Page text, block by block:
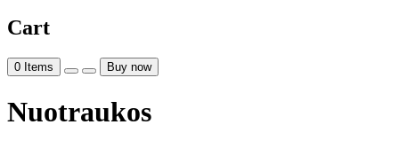
Cart
0 Items Buy now
Nuotraukos